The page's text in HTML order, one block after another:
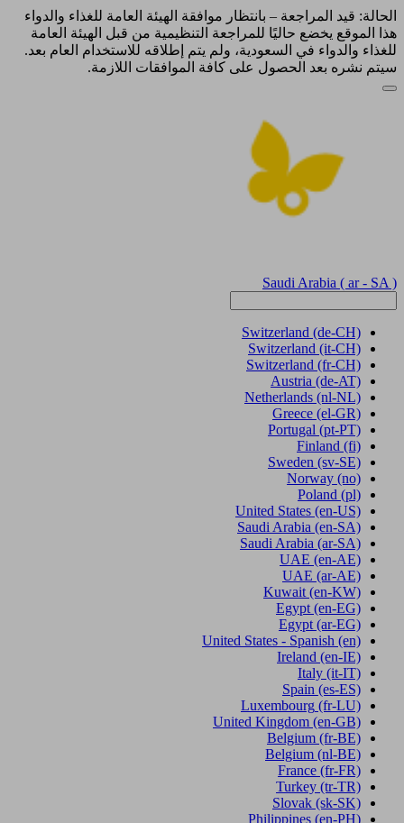
الحالة: قيد المراجعة – بانتظار موافقة الهيئة العامة للغذاء والدواء
هذا الموقع يخضع حاليًا للمراجعة التنظيمية من قبل الهيئة العامة
للغذاء والدواء في السعودية، ولم يتم إطلاقه للاستخدام العام بعد.
سيتم نشره بعد الحصول على كافة الموافقات اللازمة.
Saudi Arabia ( ar - SA )
Switzerland (de-CH)
Switzerland (it-CH)
Switzerland (fr-CH)
Austria (de-AT)
Netherlands (nl-NL)
Greece (el-GR)
Portugal (pt-PT)
Finland (fi)
Sweden (sv-SE)
Norway (no)
Poland (pl)
United States (en-US)
Saudi Arabia (en-SA)
Saudi Arabia (ar-SA)
UAE (en-AE)
UAE (ar-AE)
Kuwait (en-KW)
Egypt (en-EG)
Egypt (ar-EG)
United States - Spanish (en)
Ireland (en-IE)
Italy (it-IT)
Spain (es-ES)
Luxembourg (fr-LU)
United Kingdom (en-GB)
Belgium (fr-BE)
Belgium (nl-BE)
France (fr-FR)
Turkey (tr-TR)
Slovak (sk-SK)
Philippines (en-PH)